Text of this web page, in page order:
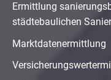
Ermittlung
städtebaulichen
Marktdatenermittlung